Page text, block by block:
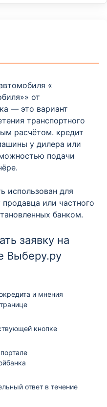
«
от
— это вариант
транспортного
расчётом. кредит
у дилера или
подачи
использован для
или частного
банком.
заявку на
Выберу.ру
и мнения
кнопке
ответ в течение